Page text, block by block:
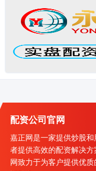
配资公司官网
嘉正网是一家提供炒股
者提供高效的配资解决
网致力于为客户提供优